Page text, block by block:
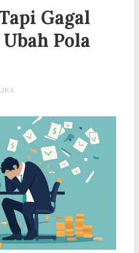
Gagal
Pola